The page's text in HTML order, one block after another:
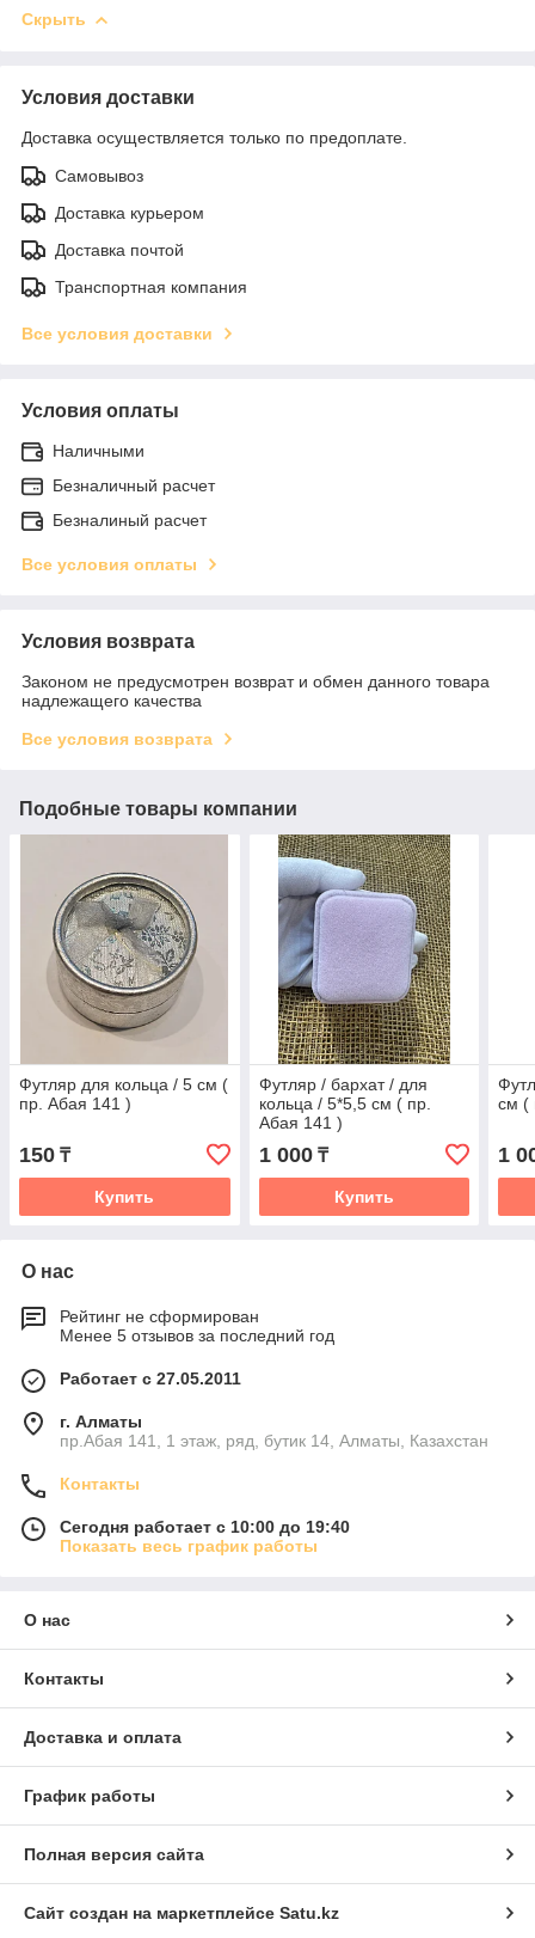
Скрыть
Условия доставки
Доставка осуществляется только по предоплате.
Самовывоз
Доставка курьером
Доставка почтой
Транспортная компания
Все условия доставки
Условия оплаты
Наличными
Безналичный расчет
Безналиный расчет
Все условия оплаты
Условия возврата
Законом не предусмотрен возврат и обмен данного товара
надлежащего качества
Все условия возврата
Подобные товары компании
Футляр для кольца / 5 см (
пр. Абая 141 )
150 ₸
Купить
Футляр / бархат / для
кольца / 5*5,5 см ( пр.
Абая 141 )
1 000₸
Купить
см (
1
О нас
Рейтинг не сформирован
Менее 5 отзывов за последний год
Работает с 27.05.2011
г. Алматы
пр.Абая 141, 1 этаж, ряд, бутик 14, Алматы, Казахстан
Контакты
Сегодня работает с 10:00 до 19:40
Показать весь график работы
О нас
Контакты
Доставка и оплата
График работы
Полная версия сайта
Сайт создан на маркетплейсе Satu.kz